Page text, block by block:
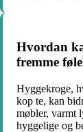
Hvordan
fremme
Hyggekroge,
kop te, kan
møbler, varmt
hyggelige og